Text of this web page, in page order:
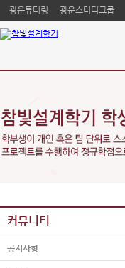
광운튜터링 광운스터디그룹
커뮤니티
공지사항